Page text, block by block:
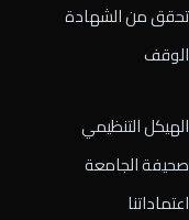
تحقق من الشهادة
الوقف
الهيكل التنظيمي
صحيفة الجامعة
اعتماداتنا